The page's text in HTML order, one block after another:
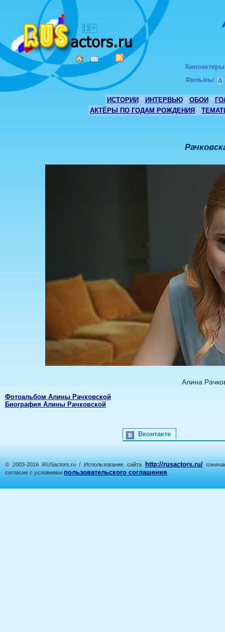
Киноактеры
Фильмы: А
ИСТОРИИ * ИНТЕРВЬЮ * ОБОИ *
АКТЁРЫ ПО ГОДАМ РОЖДЕНИЯ *
Алина
Фотоальбом Алины Рачковской
Биография Алины Рачковской
Вконтакте
© 2003-2016 RUSactors.ru / Использование сайта http://rusactors.ru/
согласие с условиями пользовательского соглашения